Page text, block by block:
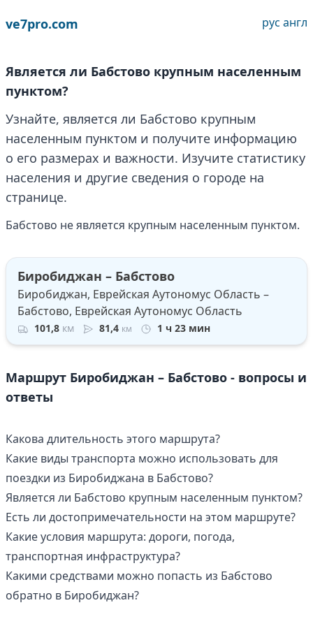
ve7pro.com рус англ
Является ли Бабстово крупным населенным
пунктом?
Узнайте, является ли Бабстово крупным
населенным пунктом и получите информацию
о его размерах и важности. Изучите статистику
населения и другие сведения о городе на
странице.
Бабстово не является крупным населенным пунктом.
Биробиджан – Бабстово
Биробиджан, Еврейская Аутономус Область –
Бабстово, Еврейская Аутономус Область
101,8 км 81,4 км 1 ч 23 мин
Маршрут Биробиджан – Бабстово - вопросы и
ответы
Какова длительность этого маршрута?
Какие виды транспорта можно использовать для
поездки из Биробиджана в Бабстово?
Является ли Бабстово крупным населенным пунктом?
Есть ли достопримечательности на этом маршруте?
Какие условия маршрута: дороги, погода,
транспортная инфраструктура?
Какими средствами можно попасть из Бабстово
обратно в Биробиджан?